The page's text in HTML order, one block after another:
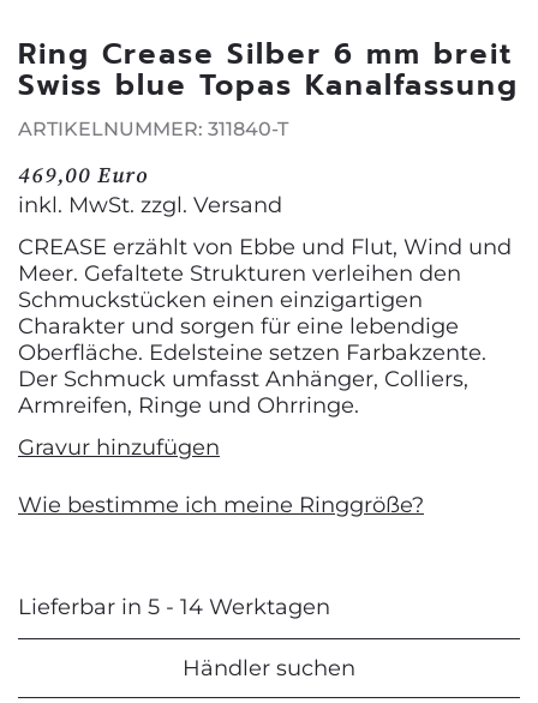
Ring Crease Silber 6 mm breit
Swiss blue Topas Kanalfassung
ARTIKELNUMMER: 311840-T
469,00 Euro
inkl. MwSt. zzgl. Versand
CREASE erzählt von Ebbe und Flut, Wind und
Meer. Gefaltete Strukturen verleihen den
Schmuckstücken einen einzigartigen
Charakter und sorgen für eine lebendige
Oberfläche. Edelsteine setzen Farbakzente.
Der Schmuck umfasst Anhänger, Colliers,
Armreifen, Ringe und Ohrringe.
Gravur hinzufügen
Wie bestimme ich meine Ringgröße?
Lieferbar in 5 - 14 Werktagen
Händler suchen